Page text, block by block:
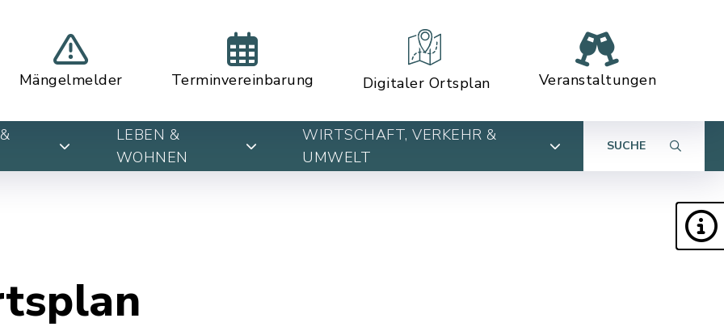
Mängelmelder Terminvereinbarung Digitaler Ortsplan Veranstaltungen
LEBEN &
WOHNEN
WIRTSCHAFT, VERKEHR &
UMWELT
SUCHE